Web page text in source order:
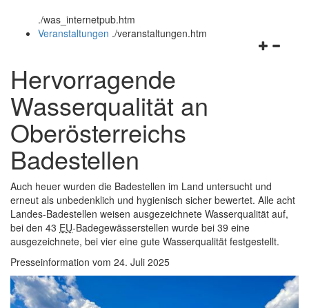
und
schließen
./was_internetpub.htm
Veranstaltungen ./veranstaltungen.htm
Hervorragende
Wasserqualität an
Oberösterreichs
Badestellen
Auch heuer wurden die Badestellen im Land untersucht und
erneut als unbedenklich und hygienisch sicher bewertet. Alle acht
Landes-Badestellen weisen ausgezeichnete Wasserqualität auf,
bei den 43 EU-Badegewässerstellen wurde bei 39 eine
ausgezeichnete, bei vier eine gute Wasserqualität festgestellt.
Presseinformation vom 24. Juli 2025